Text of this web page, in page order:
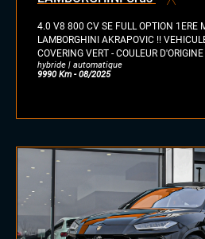
GPL
autre
4.0 V8 800 CV SE FULL OPTION 1ERE
LAMBORGHINI AKRAPOVIC !!
COVERING VERT - COULEUR
hybride | automatique
9990 Km - 08/2025